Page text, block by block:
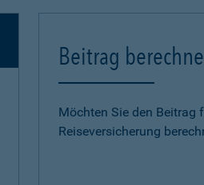
Beitrag
Möchten Sie den Beitrag
Reiseversicherung